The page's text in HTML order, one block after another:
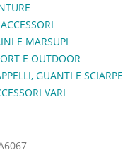
E MARSUPI
E OUTDOOR
GUANTI E SCIARPE
VARI